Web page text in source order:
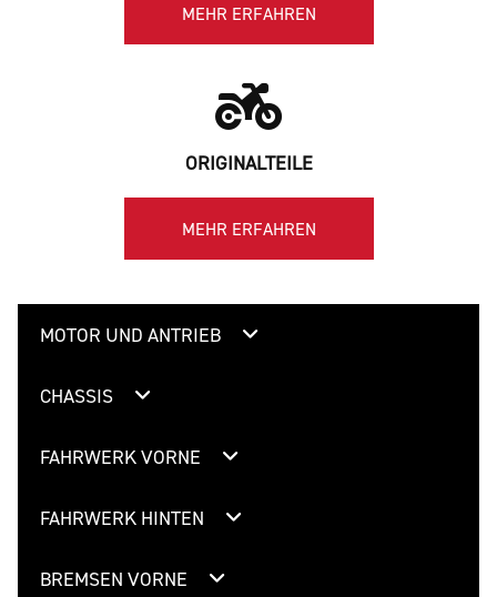
MEHR ERFAHREN
ORIGINALTEILE
MEHR ERFAHREN
MOTOR UND ANTRIEB
CHASSIS
FAHRWERK VORNE
FAHRWERK HINTEN
BREMSEN VORNE